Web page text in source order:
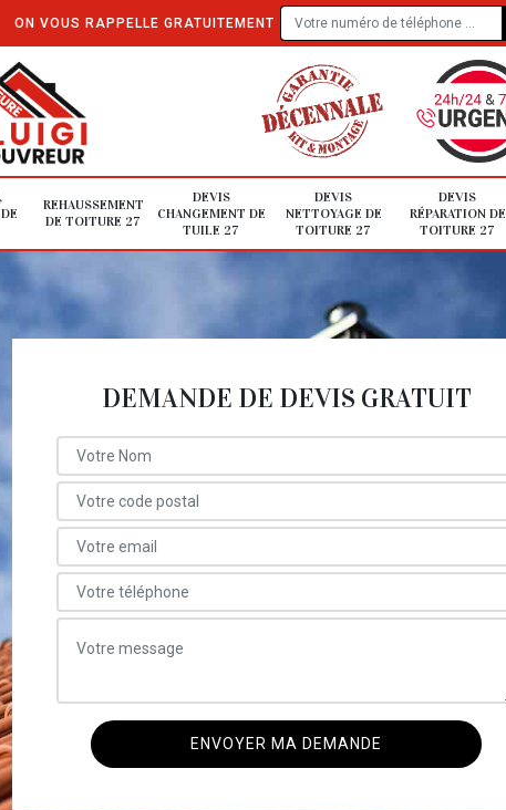
ON VOUS RAPPELLE GRATUITEMENT
REHAUSSEMENT
DE TOITURE 27
DEVIS
CHANGEMENT DE
TUILE 27
DEVIS
NETTOYAGE DE
TOITURE 27
DEVIS
RÉPARATION DE
TOITURE 27
DEMANDE DE DEVIS GRATUIT